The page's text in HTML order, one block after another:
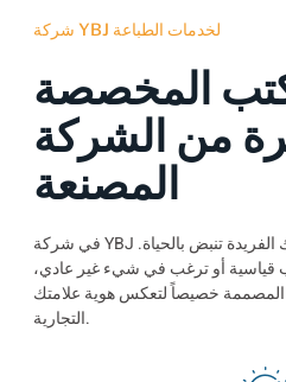
شركة YBJ لخدمات الطباعة
المخصصة
من الشركة
المصنعة
في شركة YBJ للطباعة، نجعل مفاهيم كتبك الفريدة تنبض بالحياة.
قياسية أو ترغب في شيء غير عادي،
خصيصاً لتعكس هوية علامتك
التجارية.